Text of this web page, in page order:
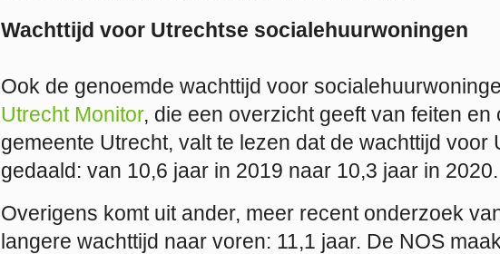
Wachttijd voor Utrechtse socialehuurwoningen
Ook de genoemde wachttijd voor
Utrecht Monitor, die een overzicht geeft van feiten en
gemeente Utrecht, valt te lezen dat de wachttijd voor
gedaald: van 10,6 jaar in 2019 naar 10,3 jaar in 2020.
Overigens komt uit ander, meer recent onderzoek
langere wachttijd naar voren: 11,1 jaar. De NOS